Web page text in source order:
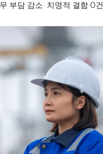
부담 감소 치명적 결함 0건